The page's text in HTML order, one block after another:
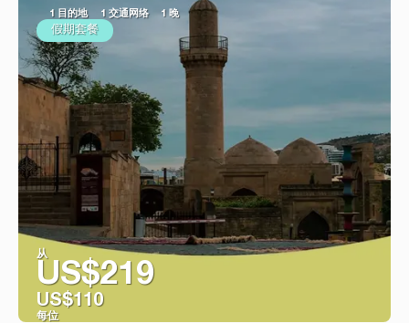
1 目的地 1 交通网络 1 晚
假期套餐
从
US$219
US$110
每位